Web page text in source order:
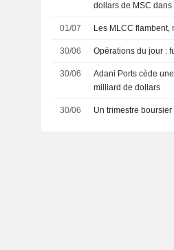
dollars de MSC
01/07 Les MLCC
30/06 Opérations du jour :
30/06
Adani Ports cède
milliard de dollars
30/06 Un trimestre